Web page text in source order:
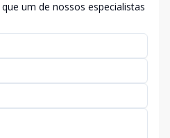
um de nossos especialistas